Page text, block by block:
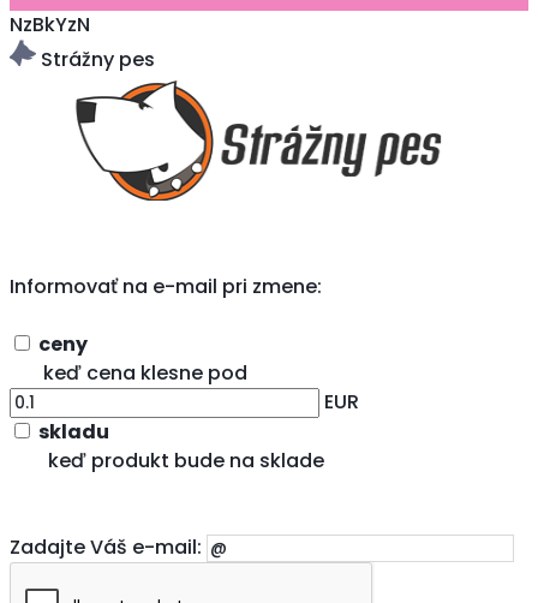
NzBkYzN
Strážny pes
Informovať na e-mail pri zmene:
ceny
keď cena klesne pod
EUR
skladu
keď produkt bude na sklade
Zadajte Váš e-mail: